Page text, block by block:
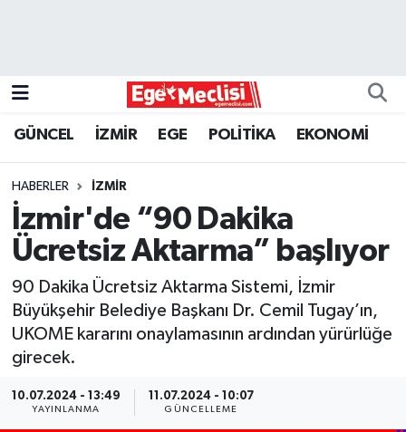
GÜNCEL İZMİR EGE POLİTİKA EKONOMİ
HABERLER İZMİR
İzmir'de “90 Dakika
Ücretsiz Aktarma” başlıyor
90 Dakika Ücretsiz Aktarma Sistemi, İzmir
Büyükşehir Belediye Başkanı Dr. Cemil Tugay’ın,
UKOME kararını onaylamasının ardından yürürlüğe
girecek.
10.07.2024 - 13:49
YAYINLANMA
11.07.2024 - 10:07
GÜNCELLEME
GÜNCEL
İZMİR
ÖZEL HABER
SPOR